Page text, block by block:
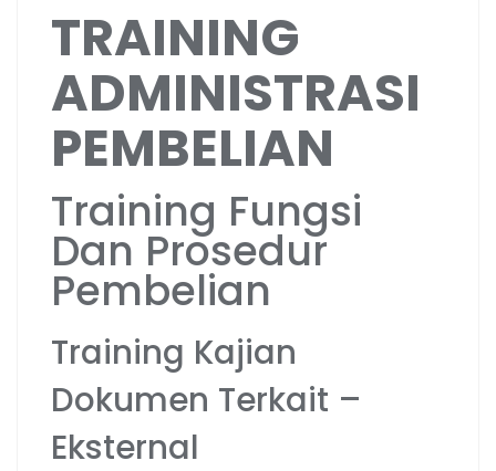
TRAINING
ADMINISTRASI
PEMBELIAN
Training Fungsi
Dan Prosedur
Pembelian
Training Kajian
Dokumen Terkait –
Eksternal